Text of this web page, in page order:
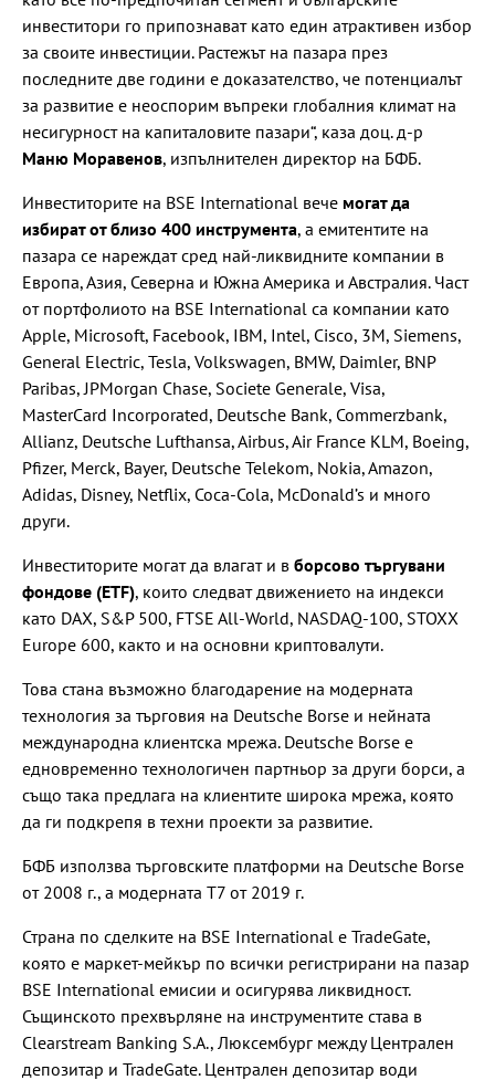
инвеститори го припознават като един атрактивен избор
за своите инвестиции. Растежът на пазара през
последните две години е доказателство, че потенциалът
за развитие е неоспорим въпреки глобалния климат на
несигурност на капиталовите пазари“, каза доц. д-р
Маню Моравенов, изпълнителен директор на БФБ.
Инвеститорите на BSE International вече могат да
избират от близо 400 инструмента, а емитентите на
пазара се нареждат сред най-ликвидните компании в
Европа, Азия, Северна и Южна Америка и Австралия. Част
от портфолиото на BSE International са компании като
Apple, Microsoft, Facebook, IBM, Intel, Cisco, 3М, Siemens,
General Electric, Tesla, Volkswagen, BMW, Daimler, BNP
Paribas, JPMorgan Chase, Societe Generale, Visa,
MasterCard Incorporated, Deutsche Bank, Commerzbank,
Allianz, Deutsche Lufthansa, Airbus, Air France KLM, Boeing,
Pfizer, Merck, Bayer, Deutsche Telekom, Nokia, Amazon,
Adidas, Disney, Netflix, Coca-Cola, McDonald’s и много
други.
Инвеститорите могат да влагат и в борсово търгувани
фондове (ETF), които следват движението на индекси
като DAX, S&P 500, FTSE All-World, NASDAQ-100, STOXX
Europe 600, както и на основни криптовалути.
Това стана възможно благодарение на модерната
технология за търговия на Deutsche Borse и нейната
международна клиентска мрежа. Deutsche Borse е
едновременно технологичен партньор за други борси, а
също така предлага на клиентите широка мрежа, която
да ги подкрепя в техни проекти за развитие.
БФБ използва търговските платформи на Deutsche Borse
от 2008 г., а модерната T7 от 2019 г.
Страна по сделките на BSE International е TradeGate,
която е маркет-мейкър по всички регистрирани на пазар
BSE International емисии и осигурява ликвидност.
Същинското прехвърляне на инструментите става в
Clearstream Banking S.A., Люксембург между Централен
депозитар и TradeGate. Централен депозитар води